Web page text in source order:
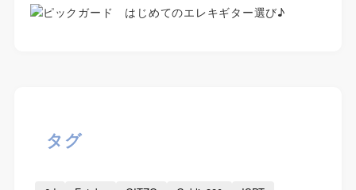
はじめてのエレキギター選び♪
タグ